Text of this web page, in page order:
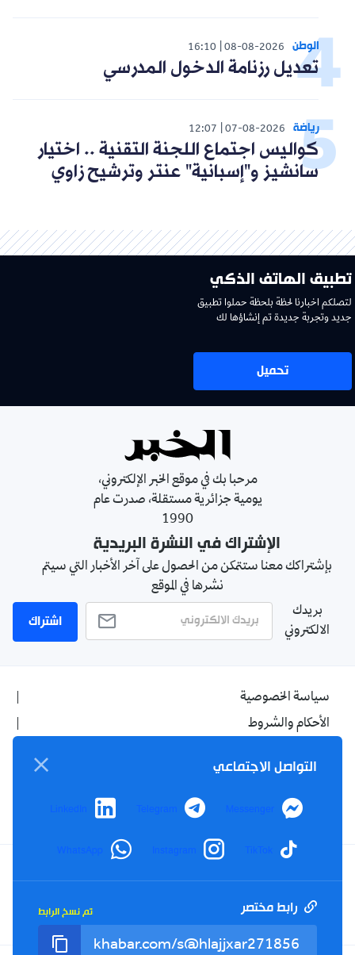
الوطن 08-08-2026
16:10
تعديل رزنامة الدخول المدرسي
رياضة 07-08-2026
12:07
كواليس اجتماع اللجنة التقنية .. اختيار
سانشيز و"إسبانية" عنتر وترشيح زاوي
تطبيق الهاتف الذكي
لتصلكم اخبارنا لحظة بلحظة حملوا تطبيق
جديد وتجربة جديدة تم إنشاؤها لك
تحميل
مرحبا بك في موقع الخبر الإلكتروني،
يومية جزائرية مستقلة، صدرت عام
1990
الإشتراك في النشرة البريدية
بإشتراكك معنا ستتمكن من الحصول على آخر الأخبار التي سيتم
نشرها في الموقع
بريدك
الالكتروني
اشتراك
سياسة الخصوصية
الأحكام والشروط
اتصل بنا
من نحن
Facebook
YouTube
TikTok
Twitter
التواصل الاجتماعي
Messenger
Telegram
LinkedIn
TikTok
Instagram
WhatsApp
رابط مختصر تم نسخ الرابط